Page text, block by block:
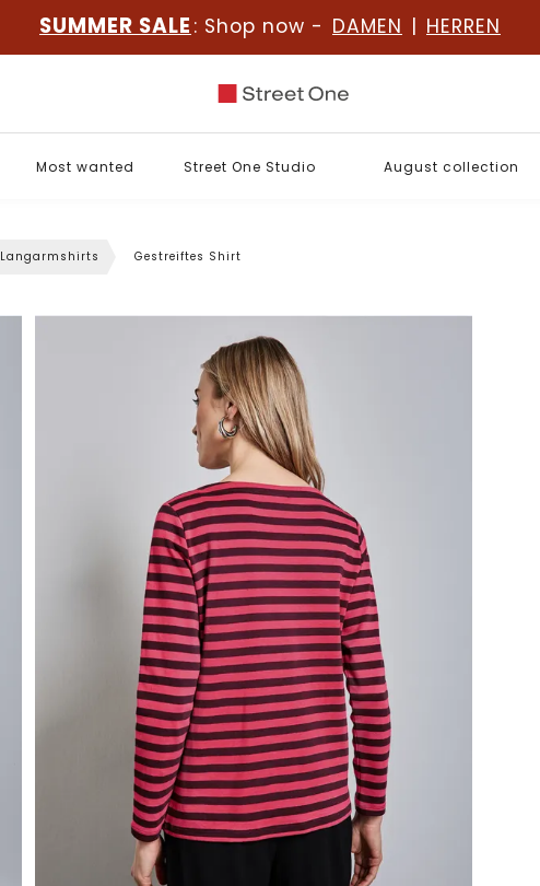
SUMMER SALE : Shop now - DAMEN | HERREN
Most wanted Street One Studio August collection
Langarmshirts Gestreiftes Shirt